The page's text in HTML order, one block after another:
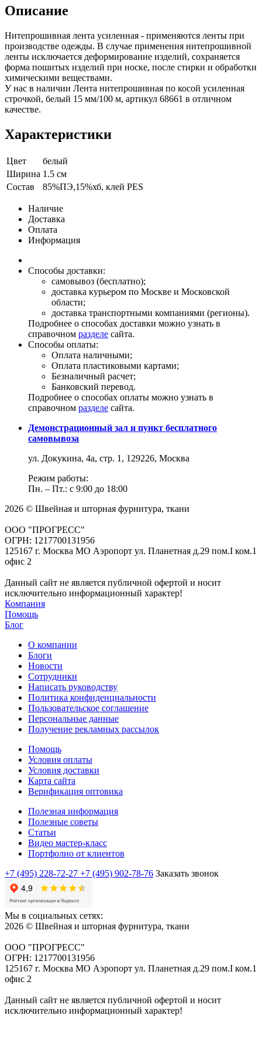
Описание
Нитепрошивная лента усиленная - применяются ленты при
производстве одежды. В случае применения нитепрошивной
ленты исключается деформирование изделий, сохраняется
форма пошитых изделий при носке, после стирки и обработки
химическими веществами.
У нас в наличии Лента нитепрошивная по косой усиленная
строчкой, белый 15 мм/100 м, артикул 68661 в отличном
качестве.
Характеристики
Цвет
белый
Ширина 1.5 см
Состав
85%ПЭ,15%хб, клей PES
Наличие
Доставка
Оплата
Информация
Способы доставки:
самовывоз (бесплатно);
доставка курьером по Москве и Московской
области;
доставка транспортными компаниями (регионы).
Подробнее о способах доставки можно узнать в
справочном разделе сайта.
Способы оплаты:
Оплата наличными;
Оплата пластиковыми картами;
Безналичный расчет;
Банковский перевод.
Подробнее о способах оплаты можно узнать в
справочном разделе сайта.
Демонстрационный зал и пункт бесплатного
самовывоза
ул. Докукина, 4а, стр. 1, 129226, Москва
Режим работы:
Пн. – Пт.: с 9:00 до 18:00
2026 © Швейная и шторная фурнитура, ткани
ООО "ПРОГРЕСС"
ОГРН: 1217700131956
125167 г. Москва МО Аэропорт ул. Планетная д.29 пом.I ком.1
офис 2
Данный сайт не является публичной офертой и носит
исключительно информационный характер!
Компания
Помощь
Блог
О компании
Блоги
Новости
Сотрудники
Написать руководству
Политика конфиденциальности
Пользовательское соглашение
Персональные данные
Получение рекламных рассылок
Помощь
Условия оплаты
Условия доставки
Карта сайта
Верификация оптовика
Полезная информация
Полезные советы
Статьи
Видео мастер-класс
Портфолио от клиентов
+7 (495) 228-72-27 +7 (495) 902-78-76 Заказать звонок
Мы в социальных сетях:
2026 © Швейная и шторная фурнитура, ткани
ООО "ПРОГРЕСС"
ОГРН: 1217700131956
125167 г. Москва МО Аэропорт ул. Планетная д.29 пом.I ком.1
офис 2
Данный сайт не является публичной офертой и носит
исключительно информационный характер!